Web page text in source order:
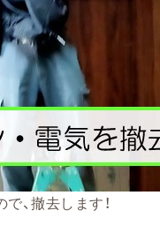
、撤去します！